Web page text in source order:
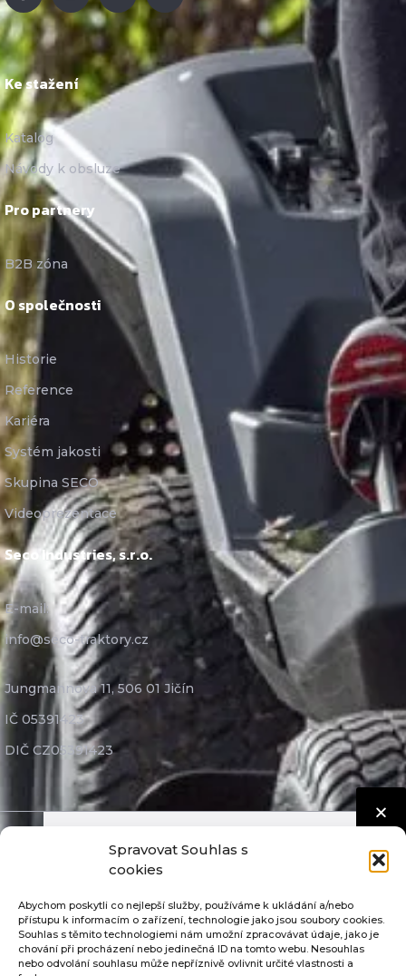
Spravovat Souhlas s
cookies
Abychom poskytli co nejlepší služby, používáme k ukládání a/nebo
přístupu k informacím o zařízení, technologie jako jsou soubory cookies.
Souhlas s těmito technologiemi nám umožní zpracovávat údaje, jako je
chování při procházení nebo jedinečná ID na tomto webu. Nesouhlas
nebo odvolání souhlasu může nepříznivě ovlivnit určité vlastnosti a
Ke stažení
Katalog
Návody k obsluze
Pro partnery
B2B zóna
O společnosti
Historie
Reference
Kariéra
Systém jakosti
Skupina SECO
Videoprezentace
Seco Industries, s.r.o.
E-mail:
info@seco-traktory.cz
Jungmannova 11, 506 01 Jičín
IČ 05391423
DIČ CZ05391423
Seco Industries, s.r.o. ©
Díly nejvyšší kvality
Mimosoudní řešení sporů